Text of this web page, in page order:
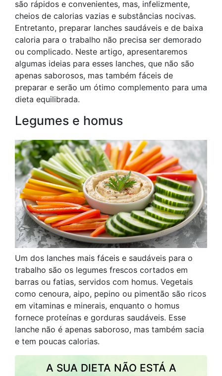
são rápidos e convenientes, mas, infelizmente,
cheios de calorias vazias e substâncias nocivas.
Entretanto, preparar lanches saudáveis e de baixa
caloria para o trabalho não precisa ser demorado
ou complicado. Neste artigo, apresentaremos
algumas ideias para esses lanches, que não são
apenas saborosos, mas também fáceis de
preparar e serão um ótimo complemento para uma
dieta equilibrada.
Legumes e homus
Um dos lanches mais fáceis e saudáveis para o
trabalho são os legumes frescos cortados em
barras ou fatias, servidos com homus. Vegetais
como cenoura, aipo, pepino ou pimentão são ricos
em vitaminas e minerais, enquanto o homus
fornece proteínas e gorduras saudáveis. Esse
lanche não é apenas saboroso, mas também sacia
e tem poucas calorias.
A SUA DIETA NÃO ESTÁ A